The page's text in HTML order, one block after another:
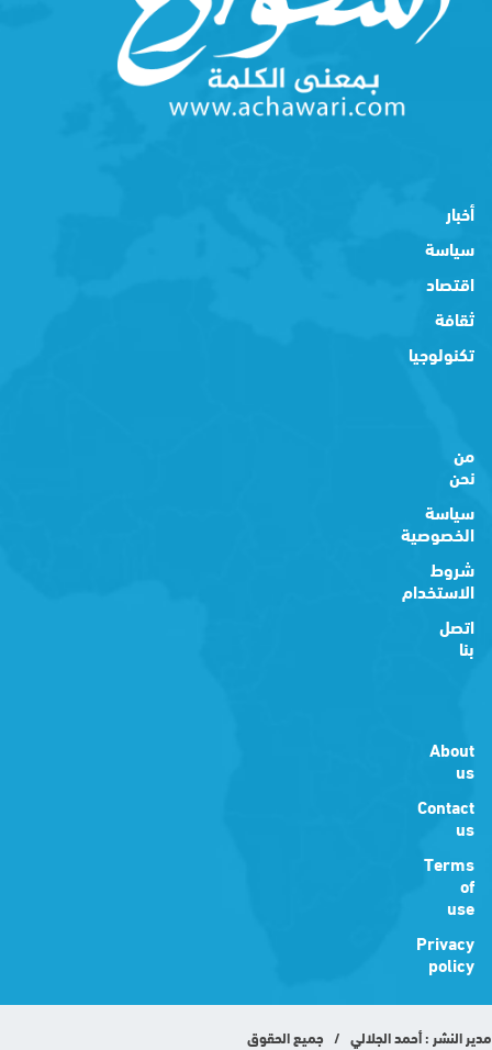
أخبار
سياسة
اقتصاد
ثقافة
تكنولوجيا
من
نحن
سياسة
الخصوصية
شروط
الاستخدام
اتصل
بنا
About
us
Contact
us
Terms
of
use
Privacy
policy
مدير النشر : أحمد الجلالي / جميع الحقوق